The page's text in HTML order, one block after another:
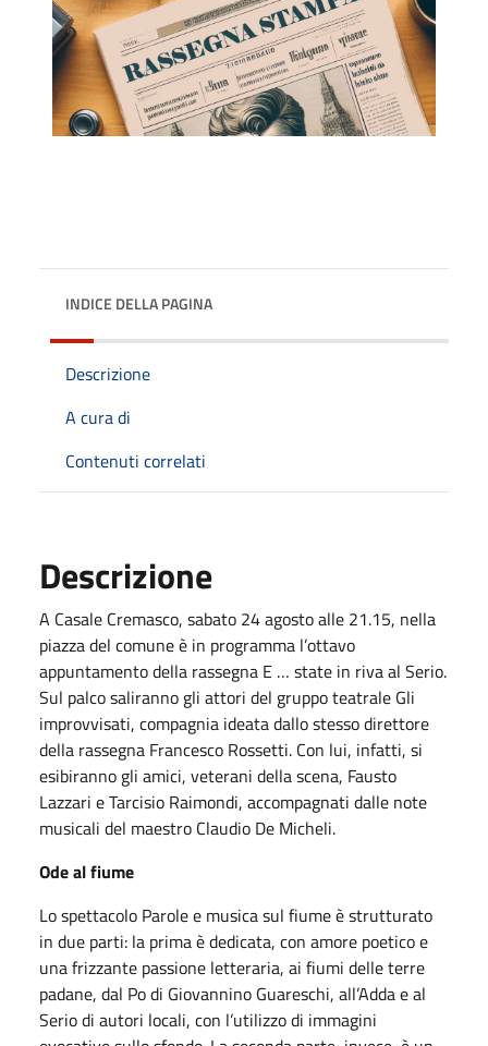
INDICE DELLA PAGINA
Descrizione
A cura di
Contenuti correlati
Descrizione
A Casale Cremasco, sabato 24 agosto alle 21.15, nella
piazza del comune è in programma l’ottavo
appuntamento della rassegna E … state in riva al Serio.
Sul palco saliranno gli attori del gruppo teatrale Gli
improvvisati, compagnia ideata dallo stesso direttore
della rassegna Francesco Rossetti. Con lui, infatti, si
esibiranno gli amici, veterani della scena, Fausto
Lazzari e Tarcisio Raimondi, accompagnati dalle note
musicali del maestro Claudio De Micheli.
Ode al fiume
Lo spettacolo Parole e musica sul fiume è strutturato
in due parti: la prima è dedicata, con amore poetico e
una frizzante passione letteraria, ai fiumi delle terre
padane, dal Po di Giovannino Guareschi, all’Adda e al
Serio di autori locali, con l’utilizzo di immagini